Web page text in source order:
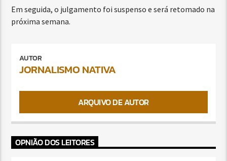
Em seguida, o julgamento foi suspenso e será retomado na
próxima semana.
AUTOR
JORNALISMO NATIVA
ARQUIVO DE AUTOR
OPNIÃO DOS LEITORES